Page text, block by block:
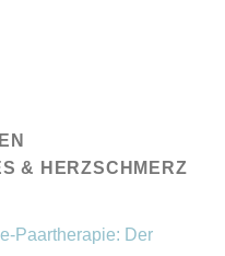
& HERZSCHMERZ
Paartherapie: Der